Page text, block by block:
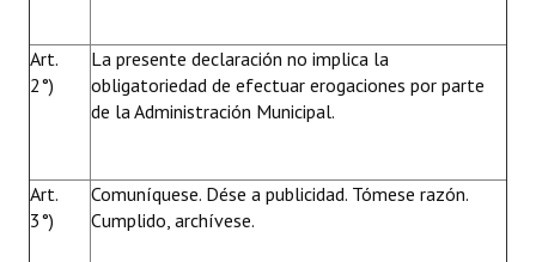
Art.
2°)
La presente declaración no implica la
obligatoriedad de efectuar erogaciones por parte
de la Administración Municipal.
Art.
3°)
Comuníquese. Dése a publicidad. Tómese razón.
Cumplido, archívese.